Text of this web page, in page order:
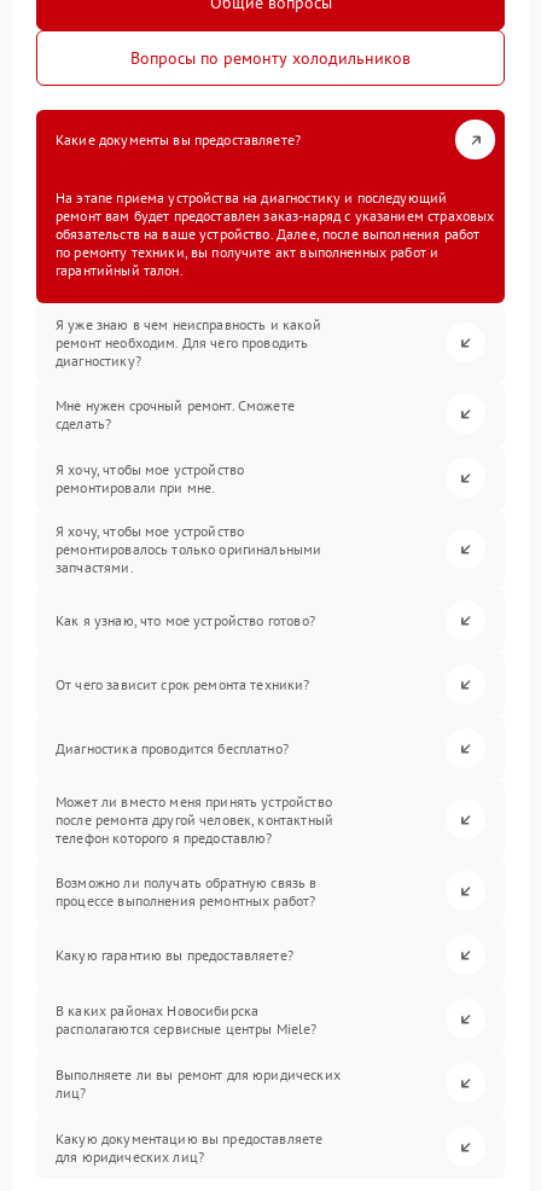
Вопросы по ремонту холодильников
Какие документы вы предоставляете?
На этапе приема устройства на диагностику и последующий
ремонт вам будет предоставлен заказ-наряд с указанием страховых
обязательств на ваше устройство. Далее, после выполнения работ
по ремонту техники, вы получите акт выполненных работ и
гарантийный талон.
Я уже знаю в чем неисправность и какой
ремонт необходим. Для чего проводить
диагностику?
Мне нужен срочный ремонт. Сможете
сделать?
Я хочу, чтобы мое устройство
ремонтировали при мне.
Я хочу, чтобы мое устройство
ремонтировалось только оригинальными
запчастями.
Как я узнаю, что мое устройство готово?
От чего зависит срок ремонта техники?
Диагностика проводится бесплатно?
Может ли вместо меня принять устройство
после ремонта другой человек, контактный
телефон которого я предоставлю?
Возможно ли получать обратную связь в
процессе выполнения ремонтных работ?
Какую гарантию вы предоставляете?
В каких районах Новосибирска
располагаются сервисные центры Miele?
Выполняете ли вы ремонт для юридических
лиц?
Какую документацию вы предоставляете
для юридических лиц?